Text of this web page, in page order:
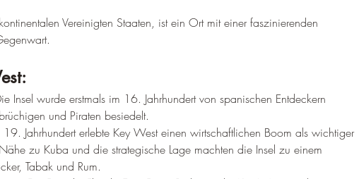
Vereinigten Staaten, ist ein Ort mit einer faszinierenden
Insel wurde erstmals im 16. Jahrhundert von spanischen Entdeckern
und Piraten besiedelt.
19. Jahrhundert erlebte Key West einen wirtschaftlichen Boom als wichtiger
zu Kuba und die strategische Lage machten die Insel zu einem
Tabak und Rum.